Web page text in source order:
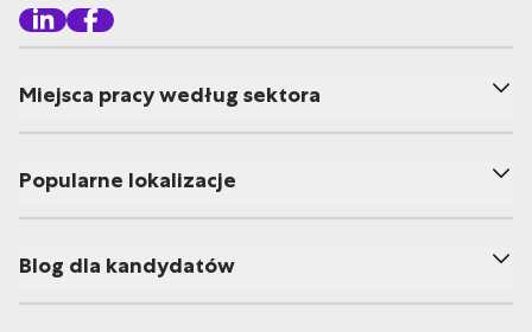
Miejsca pracy według sektora
Popularne lokalizacje
Blog dla kandydatów